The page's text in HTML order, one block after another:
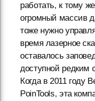
работать, к тому
огромный массив
тоже нужно
время лазерное
оставалось
доступной редким
Когда в 2011 году
PoinTools, эта